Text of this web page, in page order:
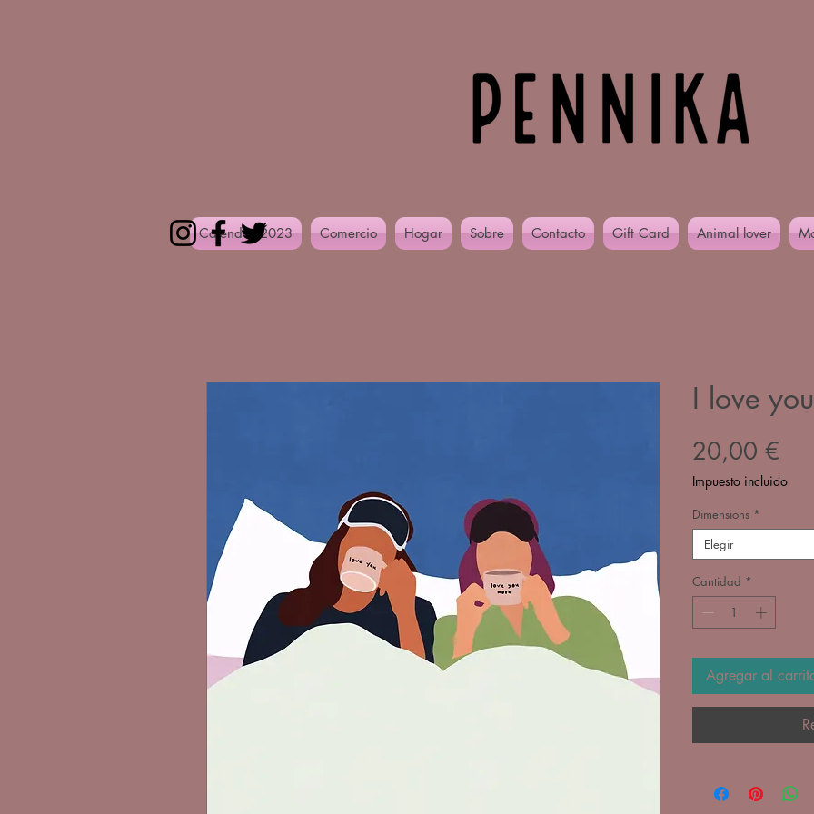
Calendar 2023 Comercio Hogar Sobre Contacto Gift Card Animal lover
I love
20,00 €
Impuesto incluido
Dimensions *
Elegir
Cantidad *
Agregar al